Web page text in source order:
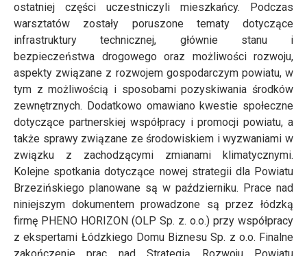
ostatniej części uczestniczyli mieszkańcy. Podczas
warsztatów zostały poruszone tematy dotyczące
infrastruktury technicznej, głównie stanu i
bezpieczeństwa drogowego oraz możliwości rozwoju,
aspekty związane z rozwojem gospodarczym powiatu, w
tym z możliwością i sposobami pozyskiwania środków
zewnętrznych. Dodatkowo omawiano kwestie społeczne
dotyczące partnerskiej współpracy i promocji powiatu, a
także sprawy związane ze środowiskiem i wyzwaniami w
związku z zachodzącymi zmianami klimatycznymi.
Kolejne spotkania dotyczące nowej strategii dla Powiatu
Brzezińskiego planowane są w październiku. Prace nad
niniejszym dokumentem prowadzone są przez łódzką
firmę PHENO HORIZON (OLP Sp. z. o.o.) przy współpracy
z ekspertami Łódzkiego Domu Biznesu Sp. z o.o. Finalne